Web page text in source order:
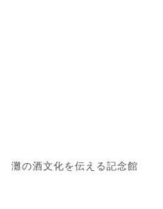
灘の酒文化を伝える記念館